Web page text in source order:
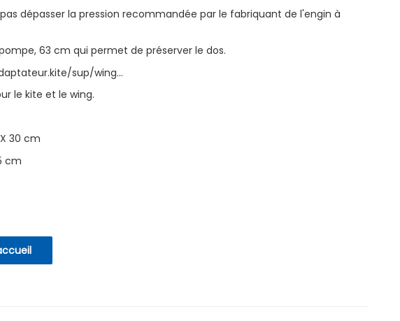
pas dépasser la pression recommandée par le fabriquant de l'engin à
63 cm qui permet de préserver le dos.
sup/wing...
le kite et le wing.
30 cm
cm